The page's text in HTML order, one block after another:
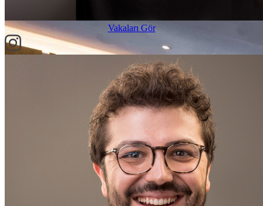
Vakaları Gör